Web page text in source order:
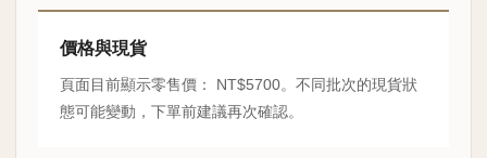
價格與現貨
頁面目前顯示零售價： NT$5700。不同批次的現貨狀
態可能變動，下單前建議再次確認。